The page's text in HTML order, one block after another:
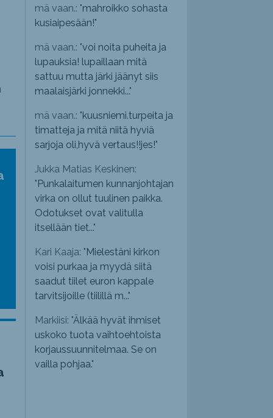
mä vaan.: "mahroikko sohasta
kusiaipesään!"
mä vaan.: "voi noita puheita ja
lupauksia! lupaillaan mitä
sattuu mutta järki jäänyt siis
maalaisjärki jonnekki..."
mä vaan.: "kuusniemi.turpeita ja
timatteja ja mitä niitä hyviä
sarjoja oli,hyvä vertaus!!jes!"
Jukka Matias Keskinen:
" Punkalaitumen kunnanjohtajan
virka on ollut tuulinen paikka.
Odotukset ovat valitulla
itsellään tiet..."
Kari Kaaja: " Mielestäni kirkon
voisi purkaa ja myydä siitä
saadut tiilet euron kappale
tarvitsijoille (tiilillä m..."
Markiisi: "Älkää hyvät ihmiset
uskoko tuota vaihtoehtoista
korjaussuunnitelmaa. Se on
vailla pohjaa."